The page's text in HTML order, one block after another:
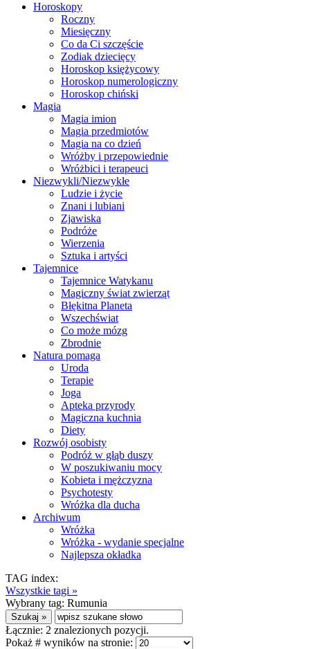
Horoskopy
Roczny
Miesięczny
Co da Ci szczęście
Zodiak dziecięcy
Horoskop księżycowy
Horoskop numerologiczny
Horoskop chiński
Magia
Magia imion
Magia przedmiotów
Magia na co dzień
Wróżby i przepowiednie
Wróżbici i terapeuci
Niezwykli/Niezwykłe
Ludzie i życie
Znani i lubiani
Zjawiska
Podróże
Wierzenia
Sztuka i artyści
Tajemnice
Tajemnice Watykanu
Magiczny świat zwierząt
Błękitna Planeta
Wszechświat
Co może mózg
Zbrodnie
Natura pomaga
Uroda
Terapie
Joga
Apteka przyrody
Magiczna kuchnia
Diety
Rozwój osobisty
Podróż w głąb duszy
W poszukiwaniu mocy
Kobieta i mężczyzna
Psychotesty
Wróżka dla ducha
Archiwum
Wróżka
Wróżka - wydanie specjalne
Najlepsza okładka
TAG index:
Wszystkie tagi »
Wybrany tag: Rumunia
Łącznie: 2 znalezionych pozycji.
Pokaż # wyników na stronie: